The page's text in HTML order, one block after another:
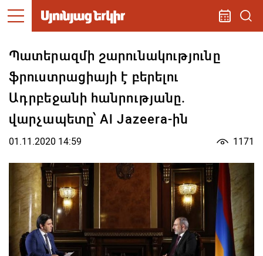
Պատերազմի շարունակությունը
ֆրուստրացիայի է բերելու
Ադրբեջանի հանրությանը.
վարչապետը՝ Al Jazeera-ին
01.11.2020 14:59 1171